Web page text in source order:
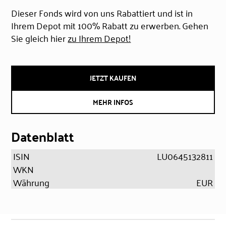
Dieser Fonds wird von uns Rabattiert und ist in
Ihrem Depot mit 100% Rabatt zu erwerben. Gehen
Sie gleich hierzu Ihrem Depot!
JETZT KAUFEN
MEHR INFOS
Datenblatt
ISIN
LU0645132811
WKN
Währung
EUR